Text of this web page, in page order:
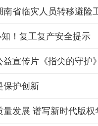
南省临灾人员转移避险
！复工复产安全提示
益宣传片《指尖的守护
保护创新
量发展 谱写新时代版权